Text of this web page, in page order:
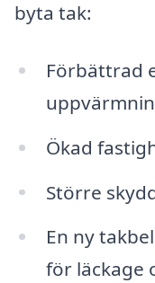
byta tak:
Förbättrad
Ökad
Större
En ny
för läckage